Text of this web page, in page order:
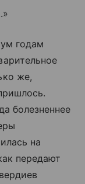
годам
же,
болезненнее
на
передают